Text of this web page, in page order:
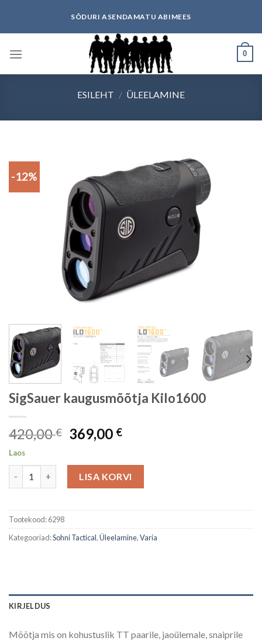
content
SÕDURI ASENDAMATU ABIMEES
0
ESILEHT / ÜLEELAMINE
-12%
SigSauer kaugusmõõtja Kilo1600
420,00€ Algne
hind
oli:
420,00 €.
369,00 €Current
is:
369,00 €.
Laos
LISA KORVI
Tootekood:6298
Kategooriad:Sohni Tactical,Üleelamine,Varia
KIRJELDUS
Mõõtja mis on kohustuslik TT paarile, jaoülemale, snaiprile